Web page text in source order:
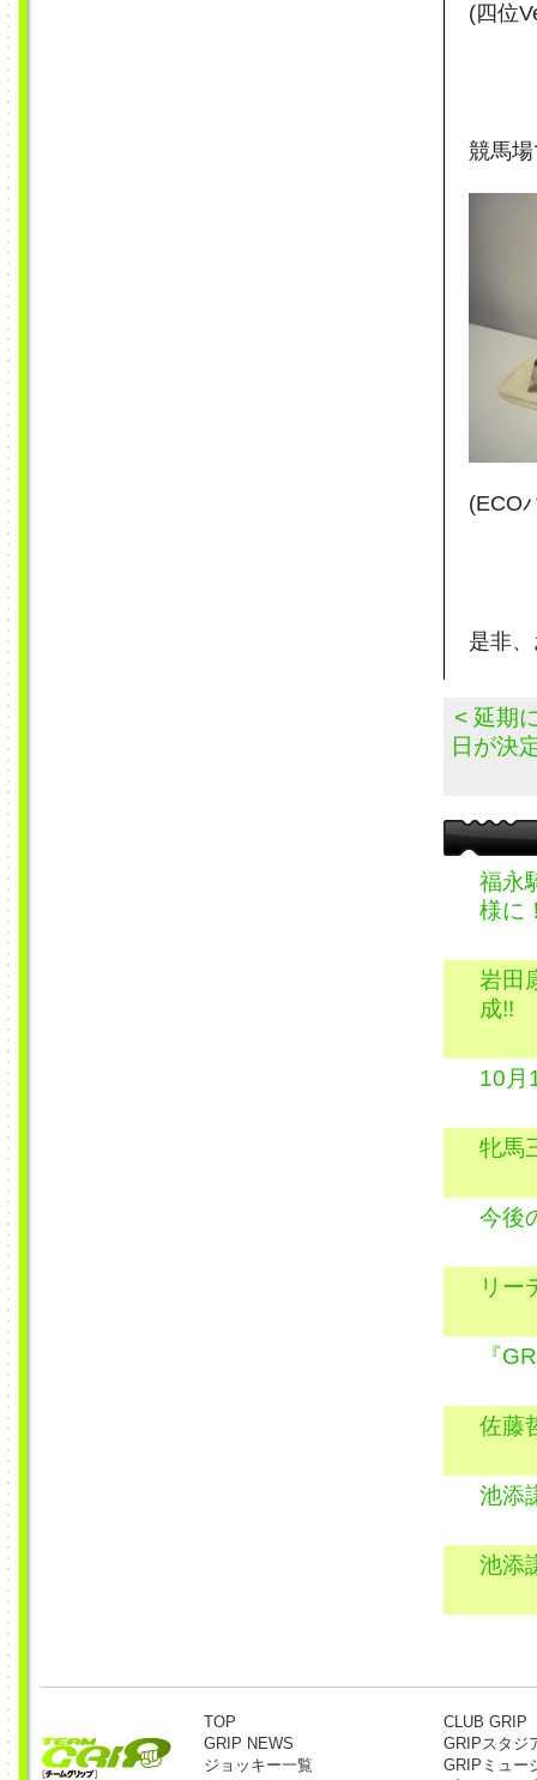
(四位
競馬
(ECO
是非
< 延期
日が決
福永
様に
岩田
成!!
10月
牝馬
今後
リー
『
佐藤
池添
池添
TOP
GRIP NEWS
ジョッキー一覧
CLUB GRIP
GRIPスタジ
GRIPミュー